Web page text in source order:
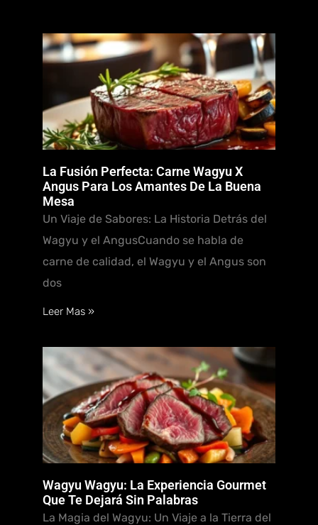
La Fusión Perfecta: Carne Wagyu X
Angus Para Los Amantes De La Buena
Mesa
Un Viaje de Sabores: La Historia Detrás del
Wagyu y el AngusCuando se habla de
carne de calidad, el Wagyu y el Angus son
dos
Leer Mas »
Wagyu Wagyu: La Experiencia Gourmet
Que Te Dejará Sin Palabras
La Magia del Wagyu: Un Viaje a la Tierra del